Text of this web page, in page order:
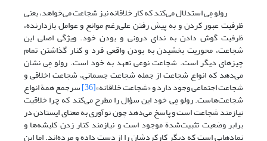
رولو مِی استدلال می‌کند که کار خلاقانه نیز شجاعت می‌خواهد، یعنی
ظرفیت عبور کردن و به پیش رفتن علی‌رغم موانع و عوامل بازدارنده،
ظرفیت گوش دادن به ندای درونی و بودن خود. ویژگی اصلی این
شجاعت، محوریت بخشیدن به بودن واقعی فرد و کنار گذاشتن تمام
چیزهای دیگر است. شجاعت نوعی تعهد به خود است. رولو مِی نشان
می‌دهد که انواع شجاعت از جمله شجاعت جسمانی، شجاعت اخلاقی و
شجاعت اجتماعی وجود دارد و «شجاعت خلاقانه»[36] سرجمع همة انواع
شجاعت‌هاست. رولو مِی خود این سؤال را مطرح می‌کند که چرا خلاقیت
نیازمند شجاعت است و پاسخ می‌دهد چون نوآوری به معنای ایستادن در
برابر وضعیت تثبیت‌شدة موجود است و نیازمند کنار زدن کلیشه‌ها و
نمادهایی است که دیگر کارکردشان را از دست داده و مرده‌اند. اما این